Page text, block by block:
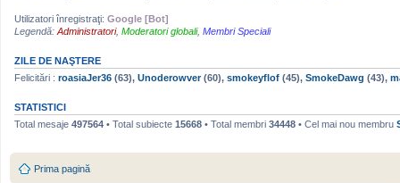
Utilizatori înregistraţi: Google [Bot]
Legendă: Administratori, Moderatori globali, Membri Speciali
ZILE DE NAŞTERE
Felicitări : roasiaJer36 (63), Unoderowver(60), smokeyflof (45), SmokeDawg (43),
STATISTICI
Total mesaje 497564 • Total subiecte 15668 • Total membri 34448 • Cel mai nou membru
Prima pagină